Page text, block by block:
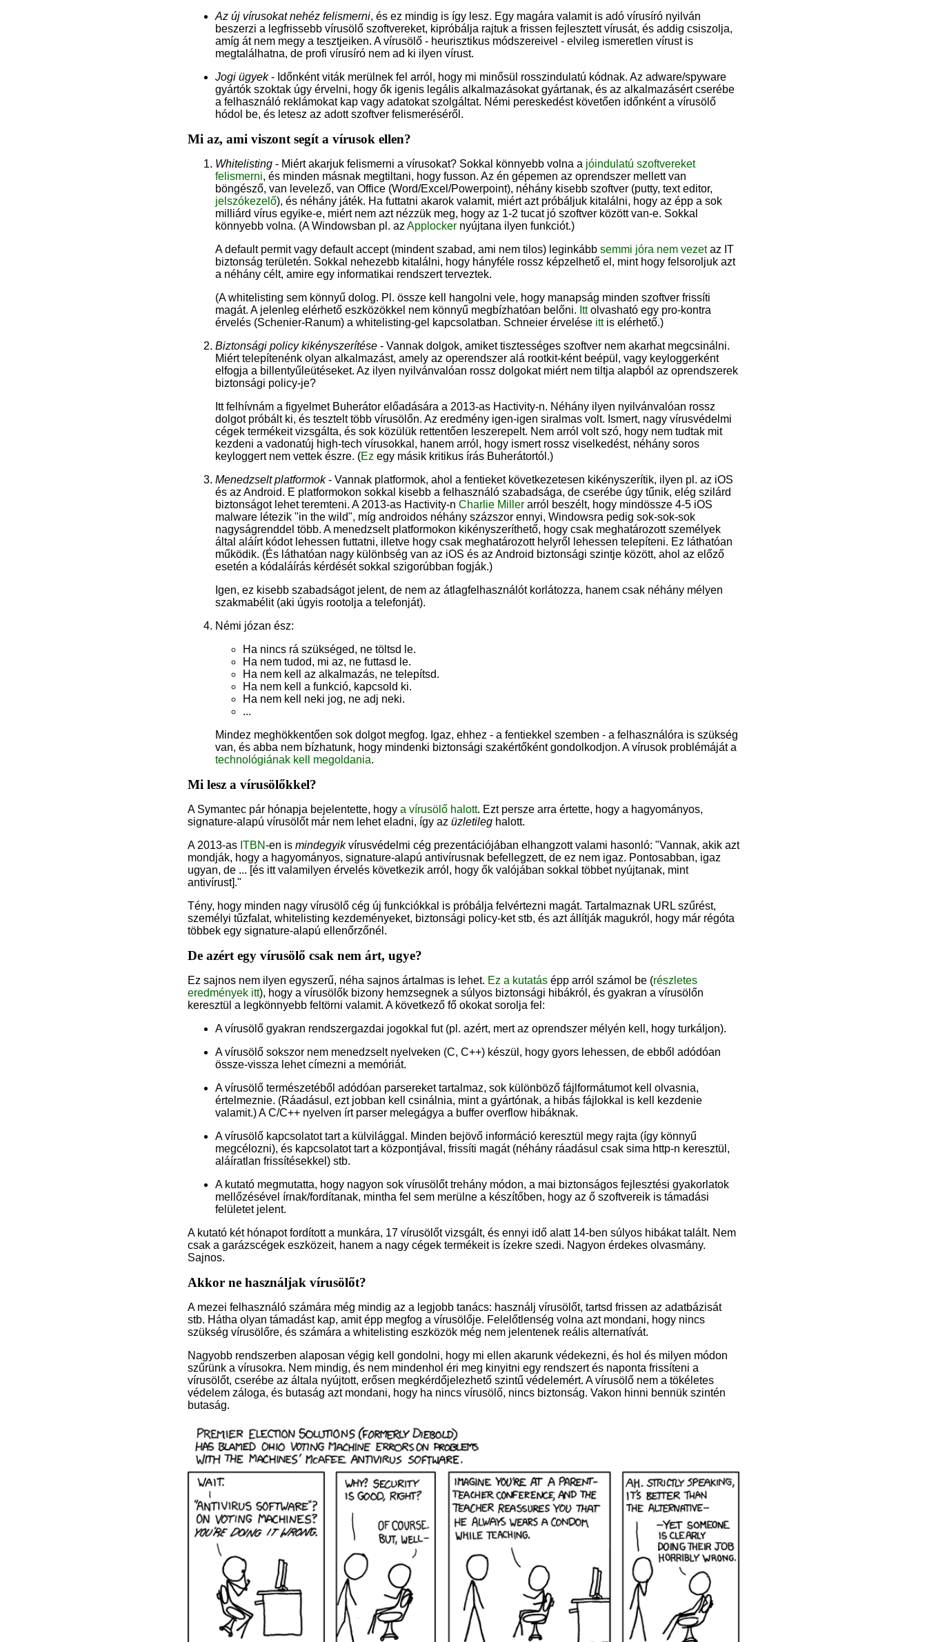
Az új vírusokat nehéz felismerni, és ez mindig is így lesz. Egy magára valamit is adó vírusíró nyilván
beszerzi a legfrissebb vírusölő szoftvereket, kipróbálja rajtuk a frissen fejlesztett vírusát, és addig csiszolja,
amíg át nem megy a tesztjeiken. A vírusölő - heurisztikus módszereivel - elvileg ismeretlen vírust is
megtalálhatna, de profi vírusíró nem ad ki ilyen vírust.
Jogi ügyek- Időnként viták merülnek fel arról, hogy mi minősül rosszindulatú kódnak. Az adware/spyware
gyártók szoktak úgy érvelni, hogy ők igenis legális alkalmazásokat gyártanak, és az alkalmazásért cserébe
a felhasználó reklámokat kap vagy adatokat szolgáltat. Némi pereskedést követően időnként a vírusölő
hódol be, és letesz az adott szoftver felismeréséről.
Mi az, ami viszont segít a vírusok ellen?
Whitelisting - Miért akarjuk felismerni a vírusokat? Sokkal könnyebb volna a jóindulatú szoftvereket
felismerni, és minden másnak megtiltani, hogy fusson. Az én gépemen az oprendszer mellett van
böngésző, van levelező, van Office (Word/Excel/Powerpoint), néhány kisebb szoftver (putty, text editor,
jelszókezelő), és néhány játék. Ha futtatni akarok valamit, miért azt próbáljuk kitalálni, hogy az épp a sok
milliárd vírus egyike-e, miért nem azt nézzük meg, hogy az 1-2 tucat jó szoftver között van-e. Sokkal
könnyebb volna. (A Windowsban pl. az Applocker nyújtana ilyen funkciót.)
A default permit vagy default accept (mindent szabad, ami nem tilos) leginkább semmi jóra nem vezetaz IT
biztonság területén. Sokkal nehezebb kitalálni, hogy hányféle rossz képzelhető el, mint hogy felsoroljuk azt
a néhány célt, amire egy informatikai rendszert terveztek.
(A whitelisting sem könnyű dolog. Pl. össze kell hangolni vele, hogy manapság minden szoftver frissíti
magát. A jelenleg elérhető eszközökkel nem könnyű megbízhatóan belőni. Ittolvasható egy pro-kontra
érvelés (Schenier-Ranum) a whitelisting-gel kapcsolatban. Schneier érvelése ittis elérhető.)
Biztonsági policy kikényszerítése - Vannak dolgok, amiket tisztességes szoftver nem akarhat megcsinálni.
Miért telepítenénk olyan alkalmazást, amely az operendszer alá rootkit-ként beépül, vagy keyloggerként
elfogja a billentyűleütéseket. Az ilyen nyilvánvalóan rossz dolgokat miért nem tiltja alapból az oprendszerek
biztonsági policy-je?
Itt felhívnám a figyelmet Buherátor előadására a 2013-as Hactivity-n. Néhány ilyen nyilvánvalóan rossz
dolgot próbált ki, és tesztelt több vírusölőn. Az eredmény igen-igen siralmas volt. Ismert, nagy vírusvédelmi
cégek termékeit vizsgálta, és sok közülük rettentően leszerepelt. Nem arról volt szó, hogy nem tudtak mit
kezdeni a vadonatúj high-tech vírusokkal, hanem arról, hogy ismert rossz viselkedést, néhány soros
keyloggert nem vettek észre. (Ez egy másik kritikus írás Buherátortól.)
Menedzselt platformok- Vannak platformok, ahol a fentieket következetesen kikényszerítik, ilyen pl. az iOS
és az Android. E platformokon sokkal kisebb a felhasználó szabadsága, de cserébe úgy tűnik, elég szilárd
biztonságot lehet teremteni. A 2013-as Hactivity-n Charlie Miller arról beszélt, hogy mindössze 4-5 iOS
malware létezik "in the wild", míg androidos néhány százszor ennyi, Windowsra pedig sok-sok-sok
nagyságrenddel több. A menedzselt platformokon kikényszeríthető, hogy csak meghatározott személyek
által aláírt kódot lehessen futtatni, illetve hogy csak meghatározott helyről lehessen telepíteni. Ez láthatóan
működik. (És láthatóan nagy különbség van az iOS és az Android biztonsági szintje között, ahol az előző
esetén a kódaláírás kérdését sokkal szigorúbban fogják.)
Igen, ez kisebb szabadságot jelent, de nem az átlagfelhasználót korlátozza, hanem csak néhány mélyen
szakmabélit (aki úgyis rootolja a telefonját).
Némi józan ész:
Ha nincs rá szükséged, ne töltsd le.
Ha nem tudod, mi az, ne futtasd le.
Ha nem kell az alkalmazás, ne telepítsd.
Ha nem kell a funkció, kapcsold ki.
Ha nem kell neki jog, ne adj neki.
...
Mindez meghökkentően sok dolgot megfog. Igaz, ehhez - a fentiekkel szemben - a felhasználóra is szükség
van, és abba nem bízhatunk, hogy mindenki biztonsági szakértőként gondolkodjon. A vírusok problémáját a
technológiának kell megoldania.
Mi lesz a vírusölőkkel?
A Symantec pár hónapja bejelentette, hogy a vírusölő halott. Ezt persze arra értette, hogy a hagyományos,
signature-alapú vírusölőt már nem lehet eladni, így az üzletileg halott.
A 2013-as ITBN-en is mindegyikvírusvédelmi cég prezentációjában elhangzott valami hasonló: "Vannak, akik azt
mondják, hogy a hagyományos, signature-alapú antivírusnak befellegzett, de ez nem igaz. Pontosabban, igaz
ugyan, de ... [és itt valamilyen érvelés következik arról, hogy ők valójában sokkal többet nyújtanak, mint
antivírust]."
Tény, hogy minden nagy vírusölő cég új funkciókkal is próbálja felvértezni magát. Tartalmaznak URL szűrést,
személyi tűzfalat, whitelisting kezdeményeket, biztonsági policy-ket stb, és azt állítják magukról, hogy már régóta
többek egy signature-alapú ellenőrzőnél.
De azért egy vírusölő csak nem árt, ugye?
Ez sajnos nem ilyen egyszerű, néha sajnos ártalmas is lehet. Ez a kutatás épp arról számol be (részletes
eredmények itt), hogy a vírusölők bizony hemzsegnek a súlyos biztonsági hibákról, és gyakran a vírusölőn
keresztül a legkönnyebb feltörni valamit. A következő fő okokat sorolja fel:
A vírusölő gyakran rendszergazdai jogokkal fut (pl. azért, mert az oprendszer mélyén kell, hogy turkáljon).
A vírusölő sokszor nem menedzselt nyelveken (C, C++) készül, hogy gyors lehessen, de ebből adódóan
össze-vissza lehet címezni a memóriát.
A vírusölő természetéből adódóan parsereket tartalmaz, sok különböző fájlformátumot kell olvasnia,
értelmeznie. (Ráadásul, ezt jobban kell csinálnia, mint a gyártónak, a hibás fájlokkal is kell kezdenie
valamit.) A C/C++ nyelven írt parser melegágya a buffer overflow hibáknak.
A vírusölő kapcsolatot tart a külvilággal. Minden bejövő információ keresztül megy rajta (így könnyű
megcélozni), és kapcsolatot tart a központjával, frissíti magát (néhány ráadásul csak sima http-n keresztül,
aláíratlan frissítésekkel) stb.
A kutató megmutatta, hogy nagyon sok vírusölőt trehány módon, a mai biztonságos fejlesztési gyakorlatok
mellőzésével írnak/fordítanak, mintha fel sem merülne a készítőben, hogy az ő szoftvereik is támadási
felületet jelent.
A kutató két hónapot fordított a munkára, 17 vírusölőt vizsgált, és ennyi idő alatt 14-ben súlyos hibákat talált. Nem
csak a garázscégek eszközeit, hanem a nagy cégek termékeit is ízekre szedi. Nagyon érdekes olvasmány.
Sajnos.
Akkor ne használjak vírusölőt?
A mezei felhasználó számára még mindig az a legjobb tanács: használj vírusölőt, tartsd frissen az adatbázisát
stb. Hátha olyan támadást kap, amit épp megfog a vírusölője. Felelőtlenség volna azt mondani, hogy nincs
szükség vírusölőre, és számára a whitelisting eszközök még nem jelentenek reális alternatívát.
Nagyobb rendszerben alaposan végig kell gondolni, hogy mi ellen akarunk védekezni, és hol és milyen módon
szűrünk a vírusokra. Nem mindig, és nem mindenhol éri meg kinyitni egy rendszert és naponta frissíteni a
vírusölőt, cserébe az általa nyújtott, erősen megkérdőjelezhető szintű védelemért. A vírusölő nem a tökéletes
védelem záloga, és butaság azt mondani, hogy ha nincs vírusölő, nincs biztonság. Vakon hinni bennük szintén
butaság.